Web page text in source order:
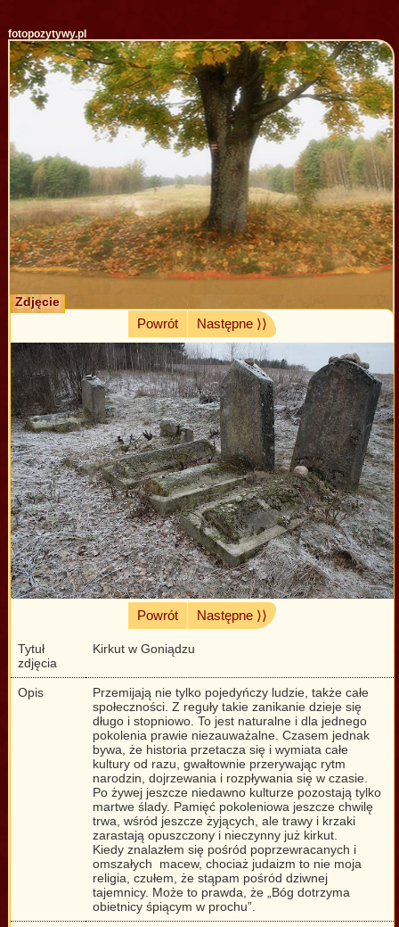
fotopozytywy.pl
Zdjęcie
Powrót
Następne ⟩⟩
Powrót Następne ⟩⟩
Tytuł
zdjęcia
Kirkut w Goniądzu
Opis
Przemijają nie tylko pojedyńczy ludzie, także całe
społeczności. Z reguły takie zanikanie dzieje się
długo i stopniowo. To jest naturalne i dla jednego
pokolenia prawie niezauważalne. Czasem jednak
bywa, że historia przetacza się i wymiata całe
kultury od razu, gwałtownie przerywając rytm
narodzin, dojrzewania i rozpływania się w czasie.
Po żywej jeszcze niedawno kulturze pozostają tylko
martwe ślady. Pamięć pokoleniowa jeszcze chwilę
trwa, wśród jeszcze żyjących, ale trawy i krzaki
zarastają opuszczony i nieczynny już kirkut.
Kiedy znalazłem się pośród poprzewracanych i
omszałych macew, chociaż judaizm to nie moja
religia, czułem, że stąpam pośród dziwnej
tajemnicy. Może to prawda, że „Bóg dotrzyma
obietnicy śpiącym w prochu”.